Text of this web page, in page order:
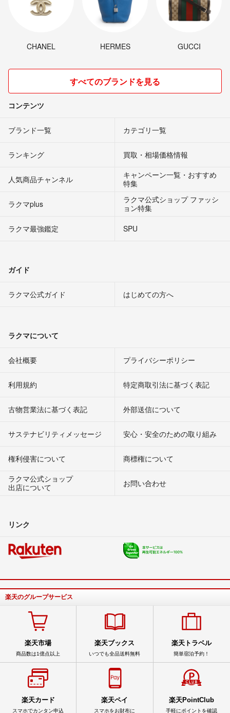
CHANEL HERMES GUCCI
すべてのブランドを見る
コンテンツ
ブランド一覧 カテゴリ一覧
ランキング 買取・相場価格情報
人気商品チャンネル
キャンペーン一覧・おすすめ
特集
ラクマplus
ラクマ公式ショップ ファッシ
ョン特集
ラクマ最強鑑定
SPU
ガイド
ラクマ公式ガイド はじめての方へ
ラクマについて
会社概要 プライバシーポリシー
利用規約 特定商取引法に基づく表記
古物営業法に基づく表記 外部送信について
サステナビリティメッセージ 安心・安全のための取り組み
権利侵害について
商標権について
ラクマ公式ショップ
出店について
お問い合わせ
リンク
楽天のグループサービス
楽天市場
商品数は1億点以上
楽天ブックス
いつでも全品送料無料
楽天トラベル
簡単宿泊予約！
楽天カード
スマホでカンタン申込
楽天ペイ
スマホをお財布に
楽天PointClub
手軽にポイントを確認